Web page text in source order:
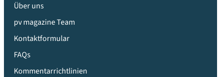
Über uns
pv magazine Team
Kontaktformular
FAQs
Kommentarrichtlinien